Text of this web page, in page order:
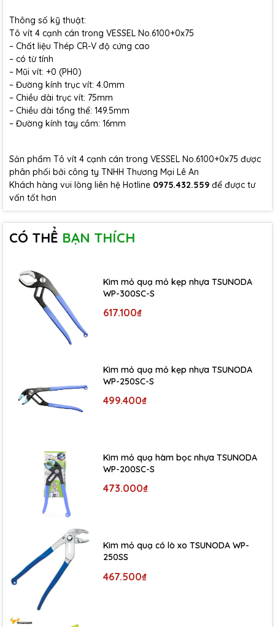
Thông số kỹ thuật:
Tô vít 4 cạnh cán trong VESSEL No.6100+0x75
– Chất liệu Thép CR-V độ cứng cao
– có từ tính
– Mũi vít: +0 (PH0)
– Đường kính trục vít: 4.0mm
– Chiều dài trục vít: 75mm
– Chiều dài tổng thể: 149.5mm
– Đường kính tay cầm: 16mm
Sản phẩm Tô vít 4 cạnh cán trong VESSEL No.6100+0x75 được
phân phối bởi công ty TNHH Thương Mại Lê An
Khách hàng vui lòng liên hệ Hotline 0975.432.559 để được tư
vấn tốt hơn
CÓ THỂ BẠN THÍCH
Kìm mỏ quạ mỏ kẹp nhựa TSUNODA
WP-300SC-S
617.100₫
Kìm mỏ quạ mỏ kẹp nhựa TSUNODA
WP-250SC-S
499.400₫
Kìm mỏ quạ hàm bọc nhựa TSUNODA
WP-200SC-S
473.000₫
Kìm mỏ quạ có lò xo TSUNODA WP-
250SS
467.500₫